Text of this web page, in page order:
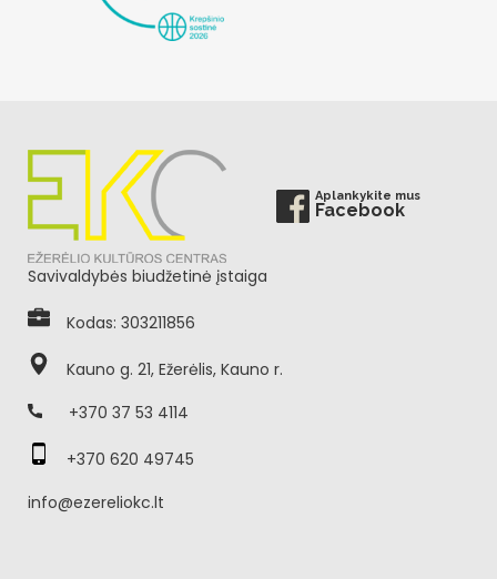
Aplankykite mus
Facebook
Savivaldybės biudžetinė įstaiga
Kodas: 303211856
Kauno g. 21, Ežerėlis, Kauno r.
+370 37 53 4114
+370 620 49745
info@ezereliokc.lt